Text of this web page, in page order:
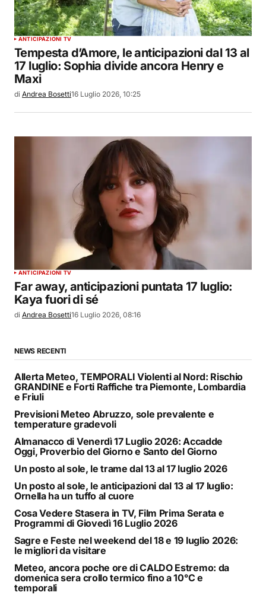
ANTICIPAZIONI TV
Tempesta d’Amore, le anticipazioni dal 13 al
17 luglio: Sophia divide ancora Henry e
Maxi
di Andrea Bosetti16 Luglio 2026, 10:25
ANTICIPAZIONI TV
Far away, anticipazioni puntata 17 luglio:
Kaya fuori di sé
di Andrea Bosetti16 Luglio 2026, 08:16
NEWS RECENTI
Allerta Meteo, TEMPORALI Violenti al Nord: Rischio
GRANDINE e Forti Raffiche tra Piemonte, Lombardia
e Friuli
Previsioni Meteo Abruzzo, sole prevalente e
temperature gradevoli
Almanacco di Venerdì 17 Luglio 2026: Accadde
Oggi, Proverbio del Giorno e Santo del Giorno
Un posto al sole, le trame dal 13 al 17 luglio 2026
Un posto al sole, le anticipazioni dal 13 al 17 luglio:
Ornella ha un tuffo al cuore
Cosa Vedere Stasera in TV, Film Prima Serata e
Programmi di Giovedì 16 Luglio 2026
Sagre e Feste nel weekend del 18 e 19 luglio 2026:
le migliori da visitare
Meteo, ancora poche ore di CALDO Estremo: da
domenica sera crollo termico fino a 10°C e
temporali